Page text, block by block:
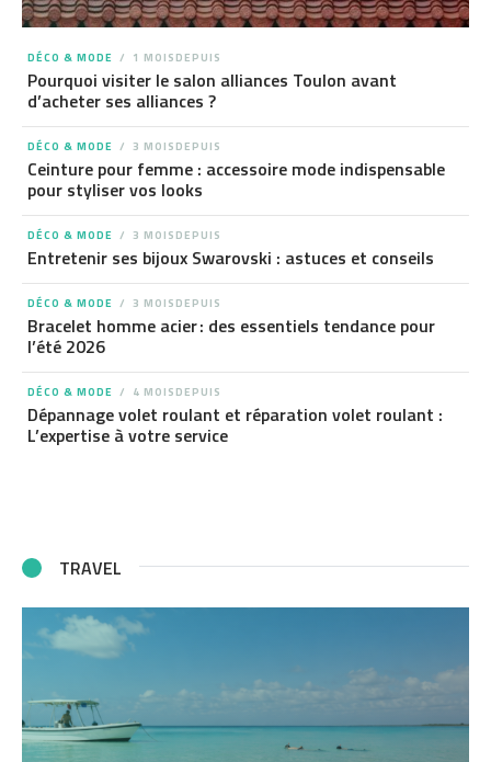
DÉCO & MODE 1 MOISDEPUIS
Pourquoi visiter le salon alliances Toulon avant
d’acheter ses alliances ?
DÉCO & MODE 3 MOISDEPUIS
Ceinture pour femme : accessoire mode indispensable
pour styliser vos looks
DÉCO & MODE 3 MOISDEPUIS
Entretenir ses bijoux Swarovski : astuces et conseils
DÉCO & MODE 3 MOISDEPUIS
Bracelet homme acier : des essentiels tendance pour
l’été 2026
DÉCO & MODE 4 MOISDEPUIS
Dépannage volet roulant et réparation volet roulant :
L’expertise à votre service
TRAVEL